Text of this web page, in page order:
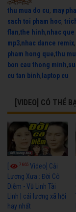
thu mua do cu, may
sach toi pham hoc,
flan,the hinh,nhac
mp3,nhac dance remix,
pham hong que,thu
bon cau thong minh,
cu tan binh,laptop cu
[VIDEO] CÓ THỂ
[ 7665 Video] Cải
Lương Xưa : Đời Cô
Diễm - Vũ Linh Tài
Linh | cải lương xã hội
hay nhất